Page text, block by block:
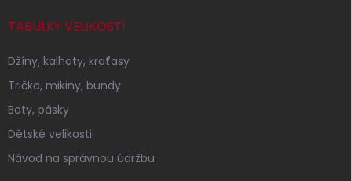
TABULKY VELIKOSTÍ
Džíny, kalhoty, kraťasy
Trička, mikiny, bundy
Boty, pásky
Dětské velikosti
Návod na správnou údržbu